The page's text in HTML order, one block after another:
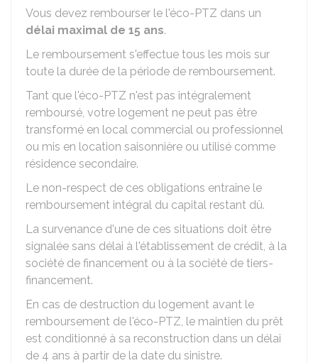
Vous devez rembourser le l'éco-PTZ dans un
délai maximal de 15 ans.
Le remboursement s'effectue tous les mois sur
toute la durée de la période de remboursement.
Tant que l'éco-PTZ n'est pas intégralement
remboursé, votre logement ne peut pas être
transformé en local commercial ou professionnel
ou mis en location saisonnière ou utilisé comme
résidence secondaire.
Le non-respect de ces obligations entraîne le
remboursement intégral du capital restant dû.
La survenance d'une de ces situations doit être
signalée sans délai à l'établissement de crédit, à la
société de financement ou à la société de tiers-
financement.
En cas de destruction du logement avant le
remboursement de l'éco-PTZ, le maintien du prêt
est conditionné à sa reconstruction dans un délai
de 4 ans à partir de la date du sinistre.